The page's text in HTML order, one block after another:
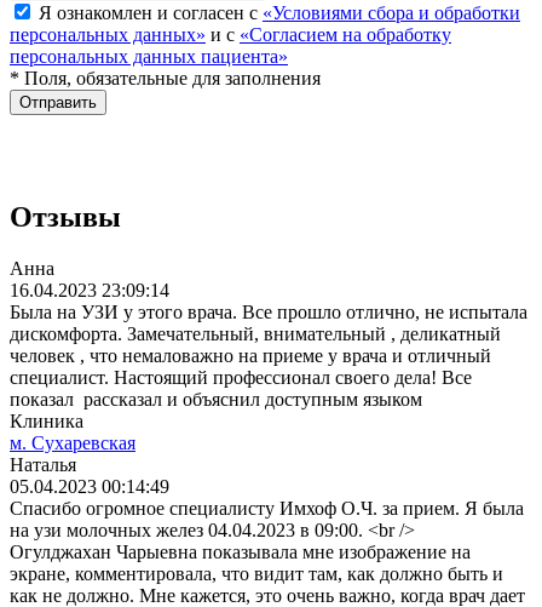
Я ознакомлен и согласен с «Условиями сбора и обработки
персональных данных» и с «Согласием на обработку
персональных данных пациента»
* Поля, обязательные для заполнения
Отправить
Отзывы
Анна
16.04.2023 23:09:14
Была на УЗИ у этого врача. Все прошло отлично, не испытала
дискомфорта. Замечательный, внимательный , деликатный
человек , что немаловажно на приеме у врача и отличный
специалист. Настоящий профессионал своего дела! Все
показал рассказал и объяснил доступным языком
Клиника
м. Сухаревская
Наталья
05.04.2023 00:14:49
Спасибо огромное специалисту Имхоф О.Ч. за прием. Я была
на узи молочных желез 04.04.2023 в 09:00. <br />
Огулджахан Чарыевна показывала мне изображение на
экране, комментировала, что видит там, как должно быть и
как не должно. Мне кажется, это очень важно, когда врач дает